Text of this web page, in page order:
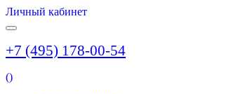
Личный кабинет
+7 (495) 178-00-54
()